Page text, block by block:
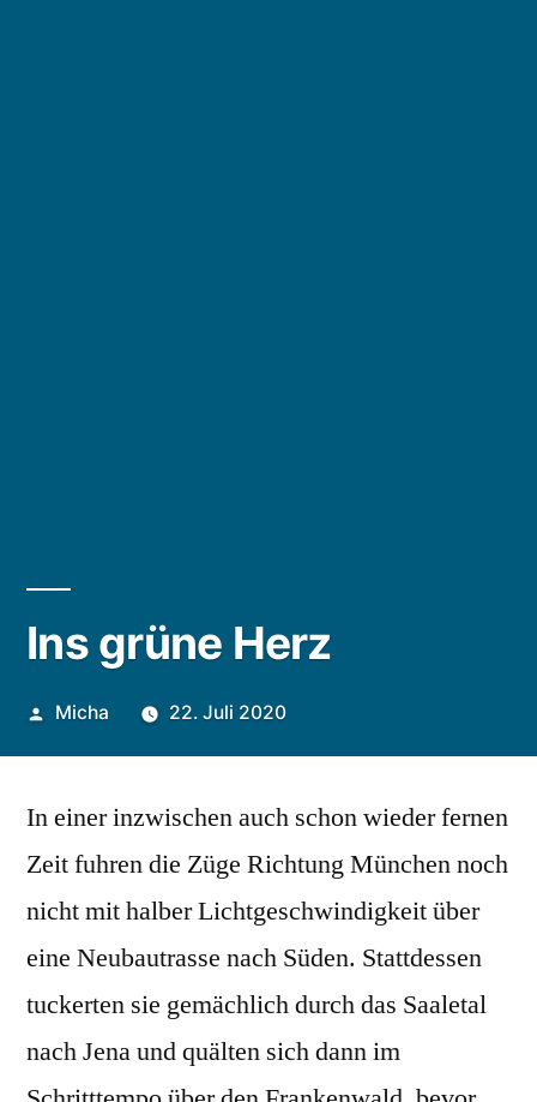
Ins grüne Herz
Veröffentlicht
Micha 22. Juli 2020
In einer inzwischen auch schon wieder fernen
Zeit fuhren die Züge Richtung München noch
nicht mit halber Lichtgeschwindigkeit über
eine Neubautrasse nach Süden. Stattdessen
tuckerten sie gemächlich durch das Saaletal
nach Jena und quälten sich dann im